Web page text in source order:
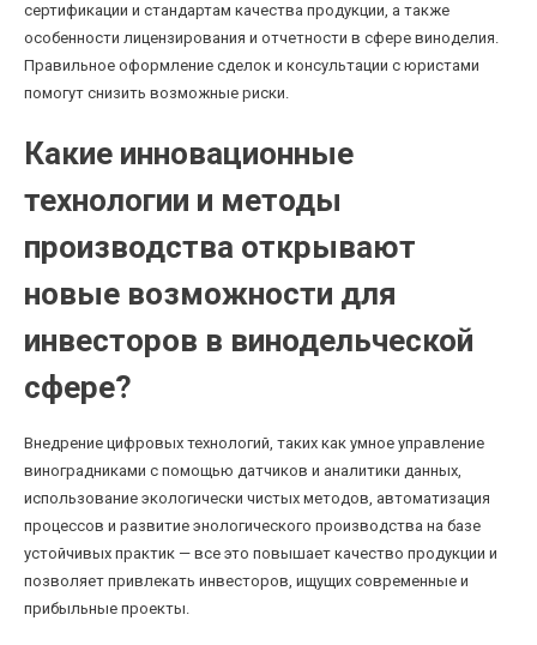
сертификации и стандартам качества продукции, а также
особенности лицензирования и отчетности в сфере виноделия.
Правильное оформление сделок и консультации с юристами
помогут снизить возможные риски.
Какие инновационные
технологии и методы
производства открывают
новые возможности для
инвесторов в винодельческой
сфере?
Внедрение цифровых технологий, таких как умное управление
виноградниками с помощью датчиков и аналитики данных,
использование экологически чистых методов, автоматизация
процессов и развитие энологического производства на базе
устойчивых практик — все это повышает качество продукции и
позволяет привлекать инвесторов, ищущих современные и
прибыльные проекты.